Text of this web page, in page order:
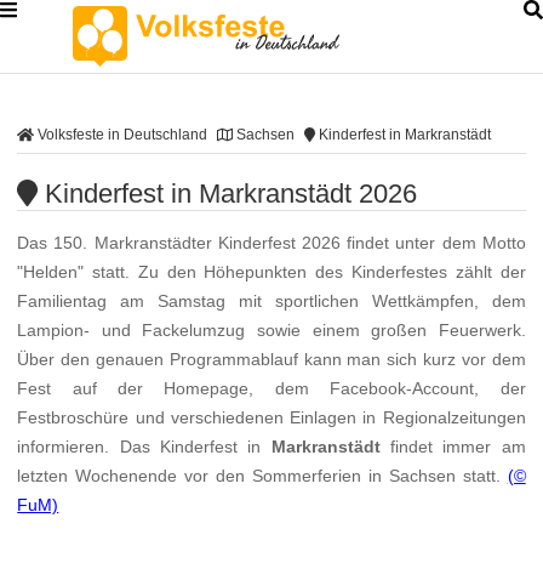
Volksfeste in Deutschland Sachsen Kinderfest in Markranstädt
Kinderfest in Markranstädt 2026
Das 150. Markranstädter Kinderfest 2026 findet unter dem Motto
"Helden" statt. Zu den Höhepunkten des Kinderfestes zählt der
Familientag am Samstag mit sportlichen Wettkämpfen, dem
Lampion- und Fackelumzug sowie einem großen Feuerwerk.
Über den genauen Programmablauf kann man sich kurz vor dem
Fest auf der Homepage, dem Facebook-Account, der
Festbroschüre und verschiedenen Einlagen in Regionalzeitungen
informieren. Das Kinderfest in Markranstädtfindet immer am
letzten Wochenende vor den Sommerferien in Sachsen statt. (©
FuM)